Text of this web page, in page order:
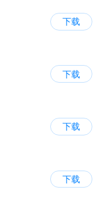
下载
下载
下载
下载